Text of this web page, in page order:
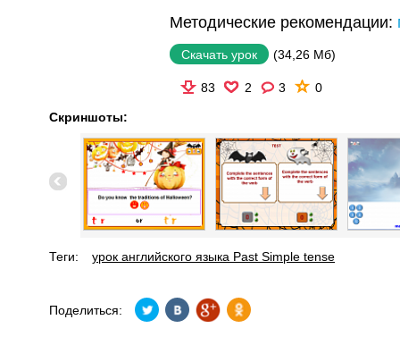
Методические рекомендации:
Скачать урок (34,26 Мб)
83 2 3 0
Скриншоты:
Теги: урок английского языка Past Simple tense
Поделиться: